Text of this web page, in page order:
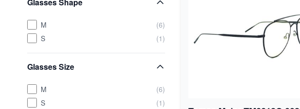
M
(6)
S
(1)
Glasses Size
M
(6)
S
(1)